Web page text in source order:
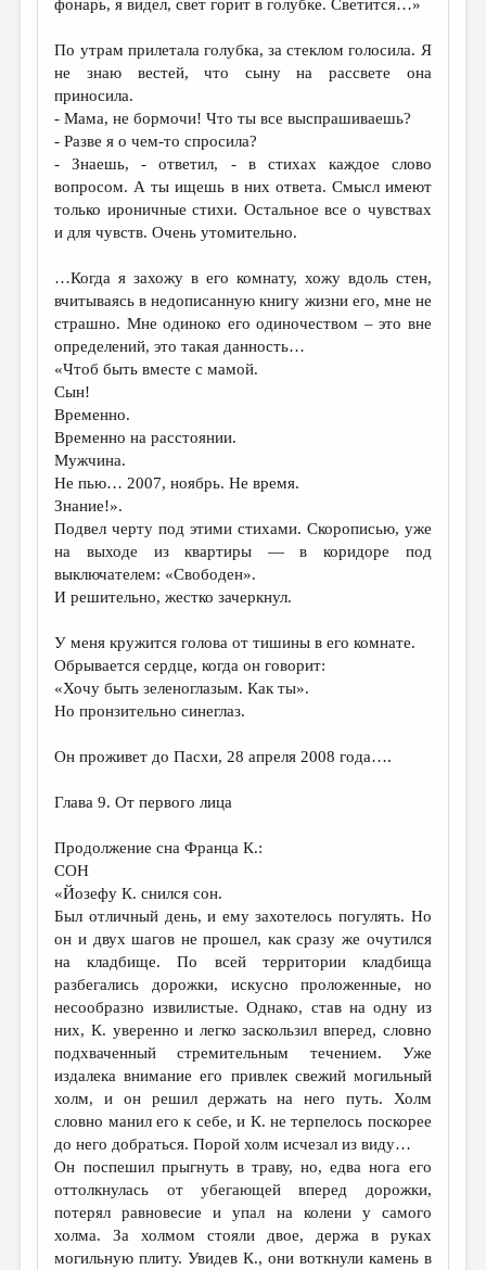
фонарь, я видел, свет горит в голубке. Светится…»
По утрам прилетала голубка, за стеклом голосила. Я
не знаю вестей, что сыну на рассвете она
приносила.
- Мама, не бормочи! Что ты все выспрашиваешь?
- Разве я о чем-то спросила?
- Знаешь, - ответил, - в стихах каждое слово
вопросом. А ты ищешь в них ответа. Смысл имеют
только ироничные стихи. Остальное все о чувствах
и для чувств. Очень утомительно.
…Когда я захожу в его комнату, хожу вдоль стен,
вчитываясь в недописанную книгу жизни его, мне не
страшно. Мне одиноко его одиночеством – это вне
определений, это такая данность…
«Чтоб быть вместе с мамой.
Сын!
Временно.
Временно на расстоянии.
Мужчина.
Не пью… 2007, ноябрь. Не время.
Знание!».
Подвел черту под этими стихами. Скорописью, уже
на выходе из квартиры — в коридоре под
выключателем: «Свободен».
И решительно, жестко зачеркнул.
У меня кружится голова от тишины в его комнате.
Обрывается сердце, когда он говорит:
«Хочу быть зеленоглазым. Как ты».
Но пронзительно синеглаз.
Он проживет до Пасхи, 28 апреля 2008 года….
Глава 9. От первого лица
Продолжение сна Франца К.:
СОН
«Йозефу К. снился сон.
Был отличный день, и ему захотелось погулять. Но
он и двух шагов не прошел, как сразу же очутился
на кладбище. По всей территории кладбища
разбегались дорожки, искусно проложенные, но
несообразно извилистые. Однако, став на одну из
них, К. уверенно и легко заскользил вперед, словно
подхваченный стремительным течением. Уже
издалека внимание его привлек свежий могильный
холм, и он решил держать на него путь. Холм
словно манил его к себе, и К. не терпелось поскорее
до него добраться. Порой холм исчезал из виду…
Он поспешил прыгнуть в траву, но, едва нога его
оттолкнулась от убегающей вперед дорожки,
потерял равновесие и упал на колени у самого
холма. За холмом стояли двое, держа в руках
могильную плиту. Увидев К., они воткнули камень в